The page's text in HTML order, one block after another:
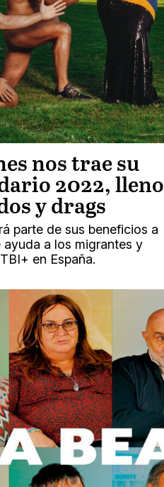
nos trae su
2022, lleno
y drags
parte de sus beneficios a
a los migrantes y
en España.